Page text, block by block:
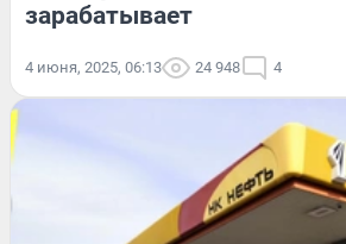
зарабатывает
4 июня, 2025, 06:13 24 948 4